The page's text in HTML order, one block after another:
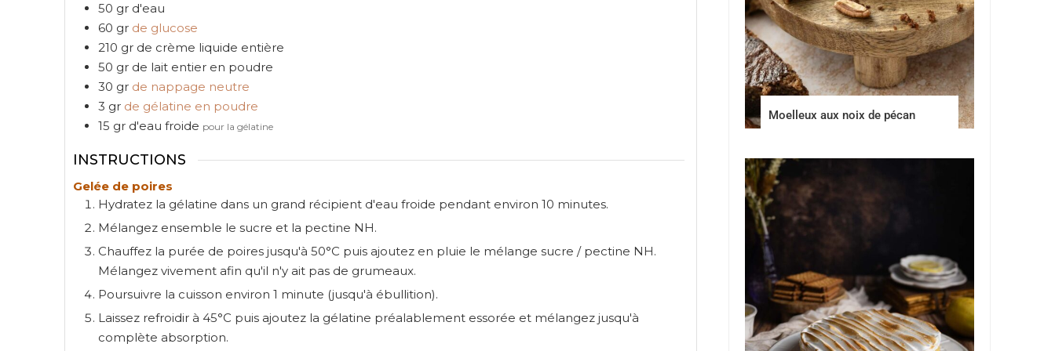
50 gr d'eau
60 gr de glucose
210 gr de crème liquide entière
50 gr de lait entier en poudre
30 gr de nappage neutre
3 gr de gélatine en poudre
15 gr d'eau froide pour la gélatine
INSTRUCTIONS
Gelée de poires
Hydratez la gélatine dans un grand récipient d'eau froide pendant environ 10 minutes.
Mélangez ensemble le sucre et la pectine NH.
Chauffez la purée de poires jusqu'à 50°C puis ajoutez en pluie le mélange sucre / pectine NH.
Mélangez vivement afin qu'il n'y ait pas de grumeaux.
Poursuivre la cuisson environ 1 minute (jusqu'à ébullition).
Laissez refroidir à 45°C puis ajoutez la gélatine préalablement essorée et mélangez jusqu'à
complète absorption.
Moelleux aux noix de pécan